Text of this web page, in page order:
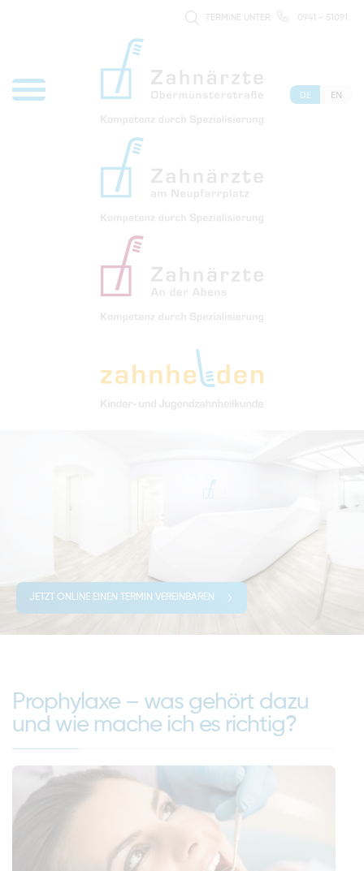
TERMINE UNTER 0941 - 51091
DE EN
JETZT ONLINE EINEN TERMIN VEREINBAREN
Prophylaxe – was gehört dazu
und wie mache ich es richtig?